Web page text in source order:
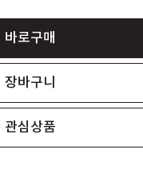
바로구매
장바구니
관심상품